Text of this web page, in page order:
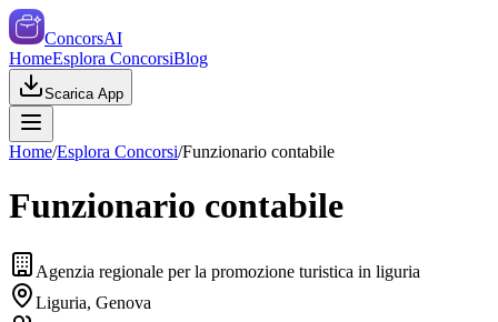
ConcorsAI
HomeEsplora ConcorsiBlog
Scarica App
Home/Esplora Concorsi/Funzionario contabile
Funzionario contabile
Agenzia regionale per la promozione turistica in liguria
Liguria, Genova